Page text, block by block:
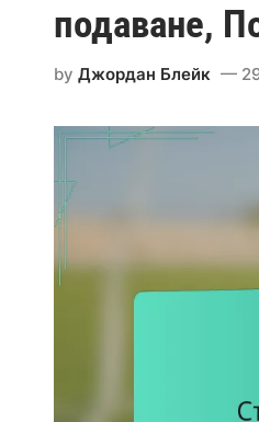
e
d
n
подаване,
by Джордан Блейк